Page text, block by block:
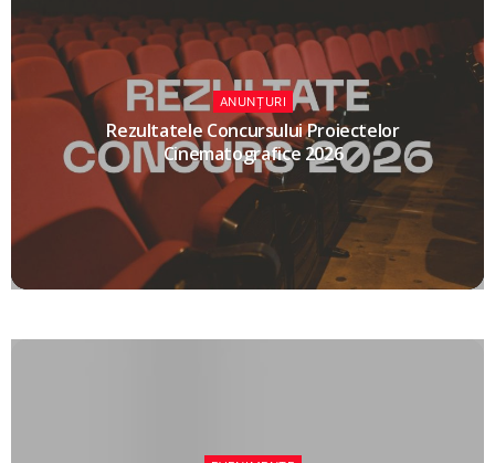
ANUNȚURI
Rezultatele Concursului Proiectelor
Cinematografice 2026